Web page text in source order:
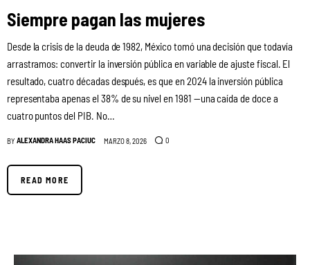
Siempre pagan las mujeres
Desde la crisis de la deuda de 1982, México tomó una decisión que todavía
arrastramos: convertir la inversión pública en variable de ajuste fiscal. El
resultado, cuatro décadas después, es que en 2024 la inversión pública
representaba apenas el 38% de su nivel en 1981 —una caída de doce a
cuatro puntos del PIB. No…
BY ALEXANDRA HAAS PACIUC MARZO 8, 2026 0
READ MORE